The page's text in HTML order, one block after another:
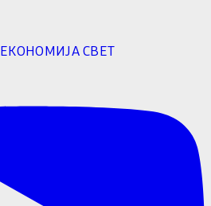
ЕКОНОМИЈАСВЕТ